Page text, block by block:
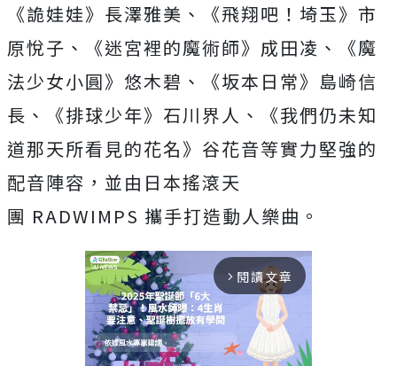
《詭娃娃》長澤雅美、《飛翔吧！埼玉》 市
原悅子、《迷宮裡的魔術師》成田凌、《魔
法少女小圓》悠木碧、
《坂本日常》島崎信
長、《排球少年》石川界人、《我們仍未知
道那天所看見的花名》谷花音等實力堅強的
配音陣容， 並由日本搖滾天
團 RADWIMPS 攜手打造動人樂曲。
arrow_forward_ios 閱讀文章